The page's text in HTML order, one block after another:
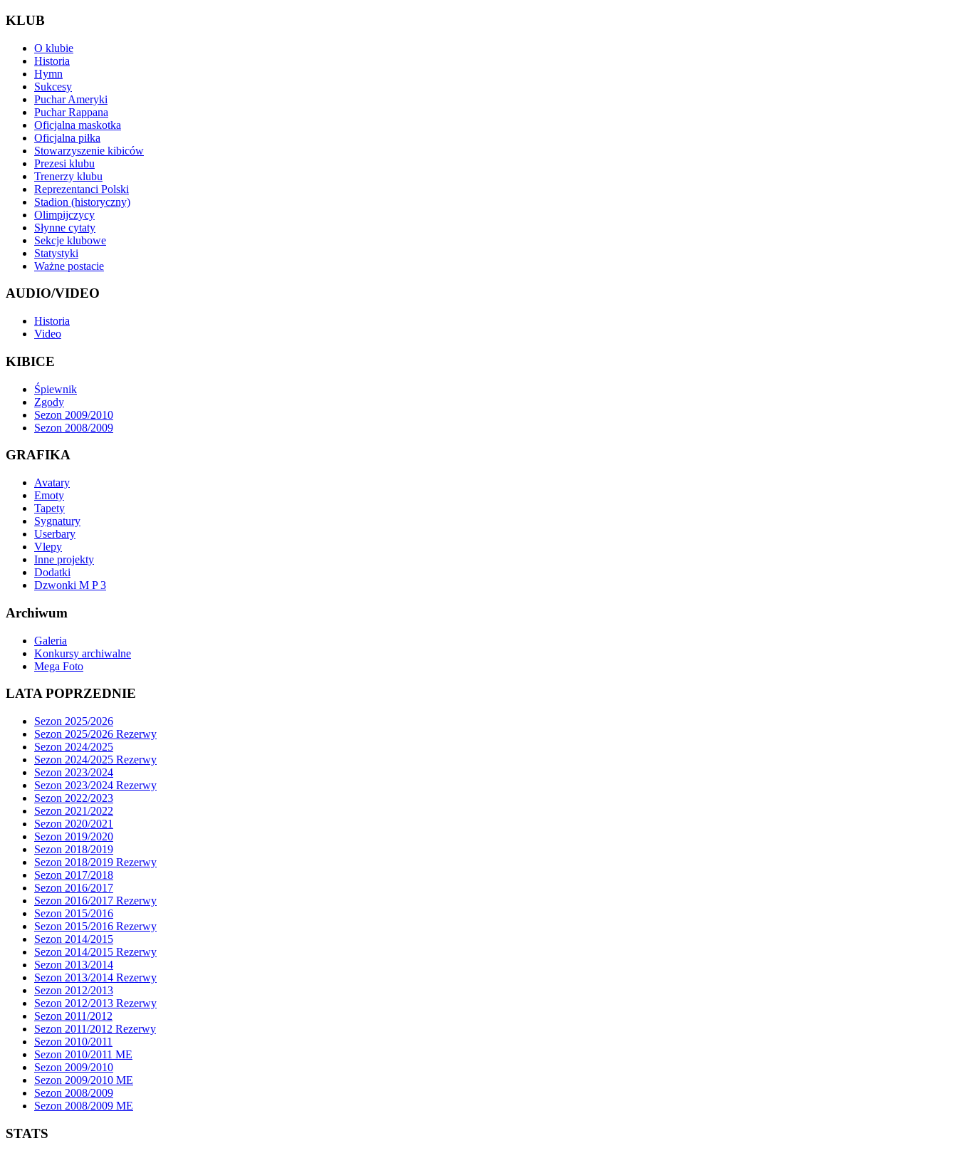
KLUB
O klubie
Historia
Hymn
Sukcesy
Puchar Ameryki
Puchar Rappana
Oficjalna maskotka
Oficjalna piłka
Stowarzyszenie kibiców
Prezesi klubu
Trenerzy klubu
Reprezentanci Polski
Stadion (historyczny)
Olimpijczycy
Słynne cytaty
Sekcje klubowe
Statystyki
Ważne postacie
AUDIO/VIDEO
Historia
Video
KIBICE
Śpiewnik
Zgody
Sezon 2009/2010
Sezon 2008/2009
GRAFIKA
Avatary
Emoty
Tapety
Sygnatury
Userbary
Vlepy
Inne projekty
Dodatki
Dzwonki M P 3
Archiwum
Galeria
Konkursy archiwalne
Mega Foto
LATA POPRZEDNIE
Sezon 2025/2026
Sezon 2025/2026 Rezerwy
Sezon 2024/2025
Sezon 2024/2025 Rezerwy
Sezon 2023/2024
Sezon 2023/2024 Rezerwy
Sezon 2022/2023
Sezon 2021/2022
Sezon 2020/2021
Sezon 2019/2020
Sezon 2018/2019
Sezon 2018/2019 Rezerwy
Sezon 2017/2018
Sezon 2016/2017
Sezon 2016/2017 Rezerwy
Sezon 2015/2016
Sezon 2015/2016 Rezerwy
Sezon 2014/2015
Sezon 2014/2015 Rezerwy
Sezon 2013/2014
Sezon 2013/2014 Rezerwy
Sezon 2012/2013
Sezon 2012/2013 Rezerwy
Sezon 2011/2012
Sezon 2011/2012 Rezerwy
Sezon 2010/2011
Sezon 2010/2011 ME
Sezon 2009/2010
Sezon 2009/2010 ME
Sezon 2008/2009
Sezon 2008/2009 ME
STATS